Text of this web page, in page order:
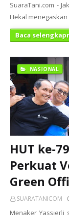
SuaraTani.com -
Hekal
Baca
NASIONAL
HUT ke-
Perkuat
Green
SUARATANICOM
Menaker Yassierli